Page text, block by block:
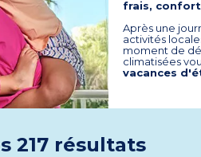
frais,
Après une
activités
moment de
climatisées
vacances
217 résultats